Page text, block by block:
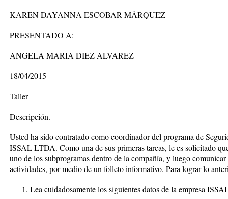
KAREN DAYANNA ESCOBAR MÁRQUEZ
PRESENTADO A:
ANGELA MARIA DIEZ ALVAREZ
18/04/2015
Taller
Descripción.
Usted ha sido contratado como coordinador del programa de
ISSAL LTDA. Como una de sus primeras tareas, le es solicitado
uno de los subprogramas dentro de la compañía, y luego
actividades, por medio de un folleto informativo. Para lograr lo
Lea cuidadosamente los siguientes datos de la empresa